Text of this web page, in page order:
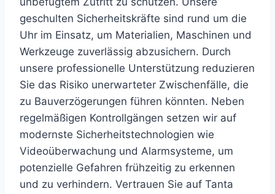
geschulten Sicherheitskräfte sind rund um die
Uhr im Einsatz, um Materialien, Maschinen und
Werkzeuge zuverlässig abzusichern. Durch
unsere professionelle Unterstützung reduzieren
Sie das Risiko unerwarteter Zwischenfälle, die
zu Bauverzögerungen führen könnten. Neben
regelmäßigen Kontrollgängen setzen wir auf
modernste Sicherheitstechnologien wie
Videoüberwachung und Alarmsysteme, um
potenzielle Gefahren frühzeitig zu erkennen
und zu verhindern. Vertrauen Sie auf Tanta